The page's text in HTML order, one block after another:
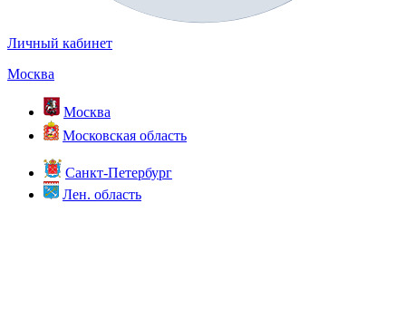
Личный кабинет
Москва
Москва
Московская область
Санкт-Петербург
Лен. область